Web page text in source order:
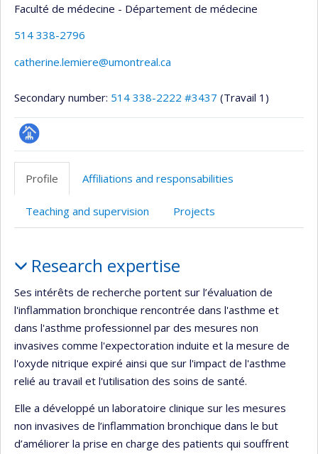
Faculté de médecine - Département de médecine
514 338-2796
catherine.lemiere@umontreal.ca
Secondary number: 514 338-2222 #3437 (Travail 1)
Page
Profile Affiliations and responsabilities
Teaching and supervision Projects
Research expertise
Ses intérêts de recherche portent sur l’évaluation de
l'inflammation bronchique rencontrée dans l'asthme et
dans l'asthme professionnel par des mesures non
invasives comme l'expectoration induite et la mesure de
l'oxyde nitrique expiré ainsi que sur l'impact de l'asthme
relié au travail et l'utilisation des soins de santé.
Elle a développé un laboratoire clinique sur les mesures
non invasives de l’inflammation bronchique dans le but
d’améliorer la prise en charge des patients qui souffrent